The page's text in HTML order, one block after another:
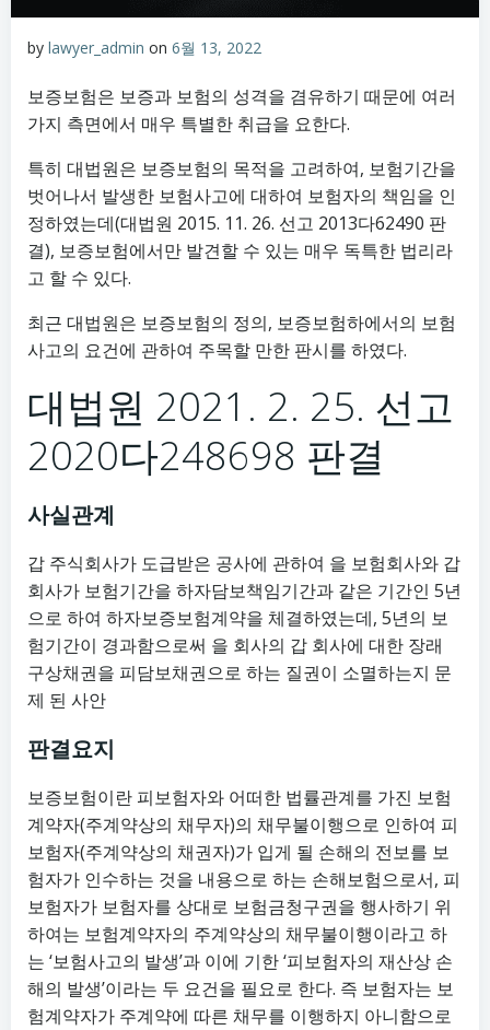
by lawyer_admin on 6월 13, 2022
보증보험은 보증과 보험의 성격을 겸유하기 때문에 여러
가지 측면에서 매우 특별한 취급을 요한다.
특히 대법원은 보증보험의 목적을 고려하여, 보험기간을
벗어나서 발생한 보험사고에 대하여 보험자의 책임을 인
정하였는데(대법원 2015. 11. 26. 선고 2013다62490 판
결), 보증보험에서만 발견할 수 있는 매우 독특한 법리라
고 할 수 있다.
최근 대법원은 보증보험의 정의, 보증보험하에서의 보험
사고의 요건에 관하여 주목할 만한 판시를 하였다.
대법원 2021. 2. 25. 선고
2020다248698 판결
사실관계
갑 주식회사가 도급받은 공사에 관하여 을 보험회사와 갑
회사가 보험기간을 하자담보책임기간과 같은 기간인 5년
으로 하여 하자보증보험계약을 체결하였는데, 5년의 보
험기간이 경과함으로써 을 회사의 갑 회사에 대한 장래
구상채권을 피담보채권으로 하는 질권이 소멸하는지 문
제 된 사안
판결요지
보증보험이란 피보험자와 어떠한 법률관계를 가진 보험
계약자(주계약상의 채무자)의 채무불이행으로 인하여 피
보험자(주계약상의 채권자)가 입게 될 손해의 전보를 보
험자가 인수하는 것을 내용으로 하는 손해보험으로서, 피
보험자가 보험자를 상대로 보험금청구권을 행사하기 위
하여는 보험계약자의 주계약상의 채무불이행이라고 하
는 ‘보험사고의 발생’과 이에 기한 ‘피보험자의 재산상 손
해의 발생’이라는 두 요건을 필요로 한다. 즉 보험자는 보
험계약자가 주계약에 따른 채무를 이행하지 아니함으로